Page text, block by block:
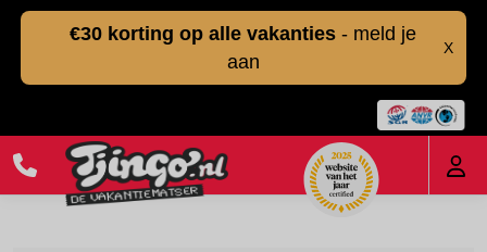
€30 korting op alle vakanties - meld je
aan
X